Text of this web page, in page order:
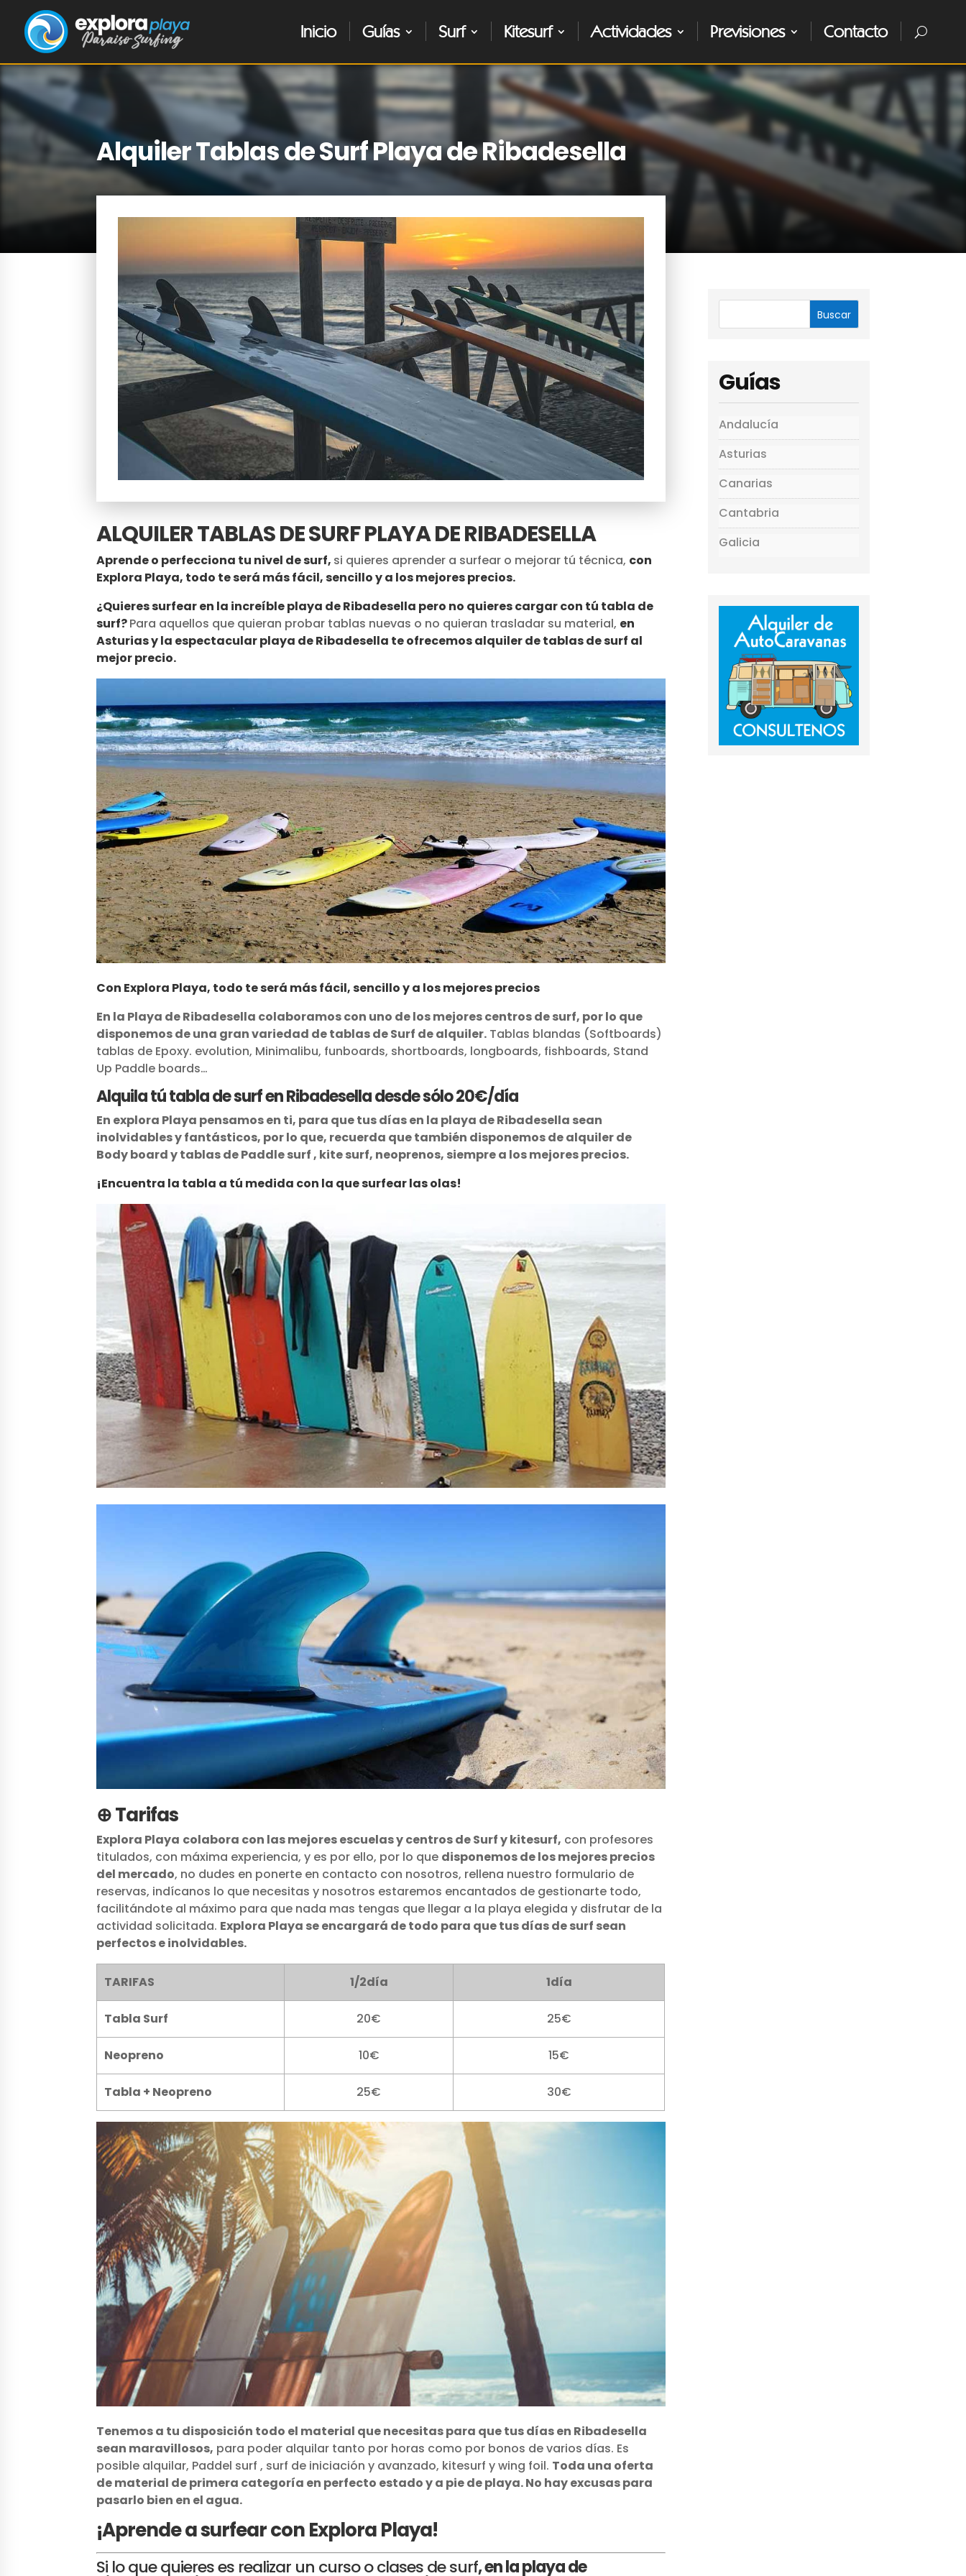
Inicio Guías Surf Kitesurf Actividades Previsiones Contacto
Alquiler Tablas de Surf Playa de Ribadesella
ALQUILER TABLAS DE SURF PLAYADE RIBADESELLA
Aprende o perfecciona tu nivel de surf, si quieres aprender a surfear o mejorar tú técnica, con
Explora Playa, todo te será más fácil, sencillo y a los mejores precios.
¿Quieres surfear en la increíble playa de Ribadesella pero no quieres cargar con tú tabla de
surf?Para aquellos que quieran probar tablas nuevas o no quieran trasladar su material, en
Asturias y la espectacular playa de Ribadesella te ofrecemos alquiler de tablas de surf al
mejor precio.
Con Explora Playa, todo te será más fácil, sencillo y a los mejores precios
En la Playa de Ribadesella colaboramos con uno de los mejores centros de surf, por lo que
disponemos de una gran variedad de tablas de Surf de alquiler. Tablas blandas (Softboards)
tablas de Epoxy. evolution, Minimalibu, funboards, shortboards, longboards, fishboards, Stand
Up Paddle boards…
Alquila tú tabla de surf en Ribadesella desde sólo 20€/día
En explora Playa pensamos en ti, para que tus días en la playa de Ribadesella sean
inolvidables y fantásticos, por lo que, recuerda que también disponemos de alquiler de
Body board y tablas de Paddle surf , kite surf, neoprenos, siempre a los mejores precios.
¡Encuentra la tabla a tú medida con la que surfear las olas!
⊕ Tarifas
Explora Playa colabora con las mejores escuelas y centros de Surf y kitesurf, con profesores
titulados, con máxima experiencia, y es por ello, por lo que disponemos de los mejores precios
del mercado, no dudes en ponerte en contacto con nosotros, rellena nuestro formulario de
reservas, indícanos lo que necesitas y nosotros estaremos encantados de gestionarte todo,
facilitándote al máximo para que nada mas tengas que llegar a la playa elegida y disfrutar de la
actividad solicitada. Explora Playa se encargará de todo para que tus días de surf sean
perfectos e inolvidables.
TARIFAS 1/2día 1día
Tabla Surf 20€ 25€
Neopreno 10€ 15€
Tabla + Neopreno 25€ 30€
Tenemos a tu disposición todo el material que necesitas para que tus días en Ribadesella
sean maravillosos, para poder alquilar tanto por horas como por bonos de varios días. Es
posible alquilar, Paddel surf , surf de iniciación y avanzado, kitesurf y wing foil. Toda una oferta
de material de primera categoría en perfecto estado y a pie de playa. No hay excusas para
pasarlo bien en el agua.
¡Aprende a surfear con Explora Playa!
Si lo que quieres es realizar un curso o clases de surf, en la playa de
Guías
Andalucía
Asturias
Canarias
Cantabria
Galicia